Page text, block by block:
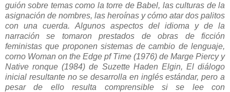
guión sobre temas como la torre de Babel, las culturas de la
asignación de nombres, las heroínas y cómo atar dos palitos
con una cuerda. Algunos aspectos del idioma y de la
narración se tomaron prestados de obras de ficción
feministas que proponen sistemas de cambio de lenguaje,
corno Woman on the Edge pf Time (1976) de Marge Piercy y
Native ronque (1984) de Suzette Haden Elgin, El diálogo
inicial resultante no se desarrolla en inglés estándar, pero a
pesar de ello resulta comprensible si se lee con